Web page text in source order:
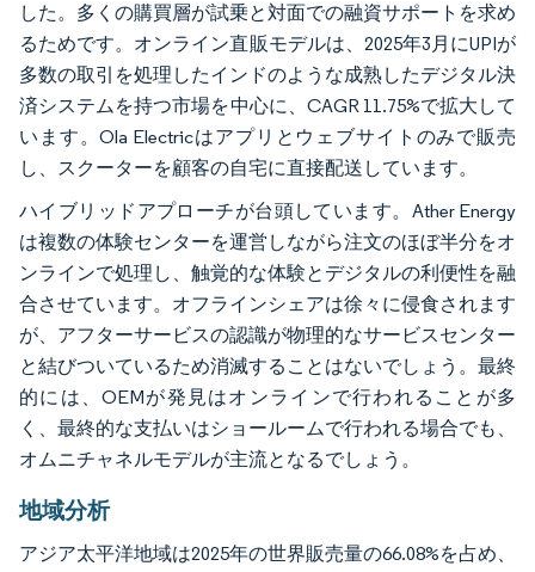
した。多くの購買層が試乗と対面での融資サポートを求め
るためです。オンライン直販モデルは、2025年3月にUPIが
多数の取引を処理したインドのような成熟したデジタル決
済システムを持つ市場を中心に、CAGR 11.75%で拡大して
います。Ola Electricはアプリとウェブサイトのみで販売
し、スクーターを顧客の自宅に直接配送しています。
ハイブリッドアプローチが台頭しています。Ather Energy
は複数の体験センターを運営しながら注文のほぼ半分をオ
ンラインで処理し、触覚的な体験とデジタルの利便性を融
合させています。オフラインシェアは徐々に侵食されます
が、アフターサービスの認識が物理的なサービスセンター
と結びついているため消滅することはないでしょう。最終
的には、OEMが発見はオンラインで行われることが多
く、最終的な支払いはショールームで行われる場合でも、
オムニチャネルモデルが主流となるでしょう。
地域分析
アジア太平洋地域は2025年の世界販売量の66.08%を占め、